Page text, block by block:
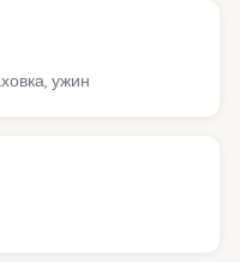
ужин